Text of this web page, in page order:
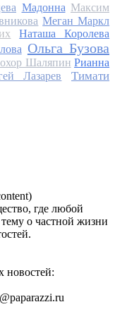
Мадонна Максим
Меган Маркл
Наташа Королева
Ольга Бузова
Шаляпин Рианна
Лазарев
Тимати
где любой
о частной жизни
новостей: